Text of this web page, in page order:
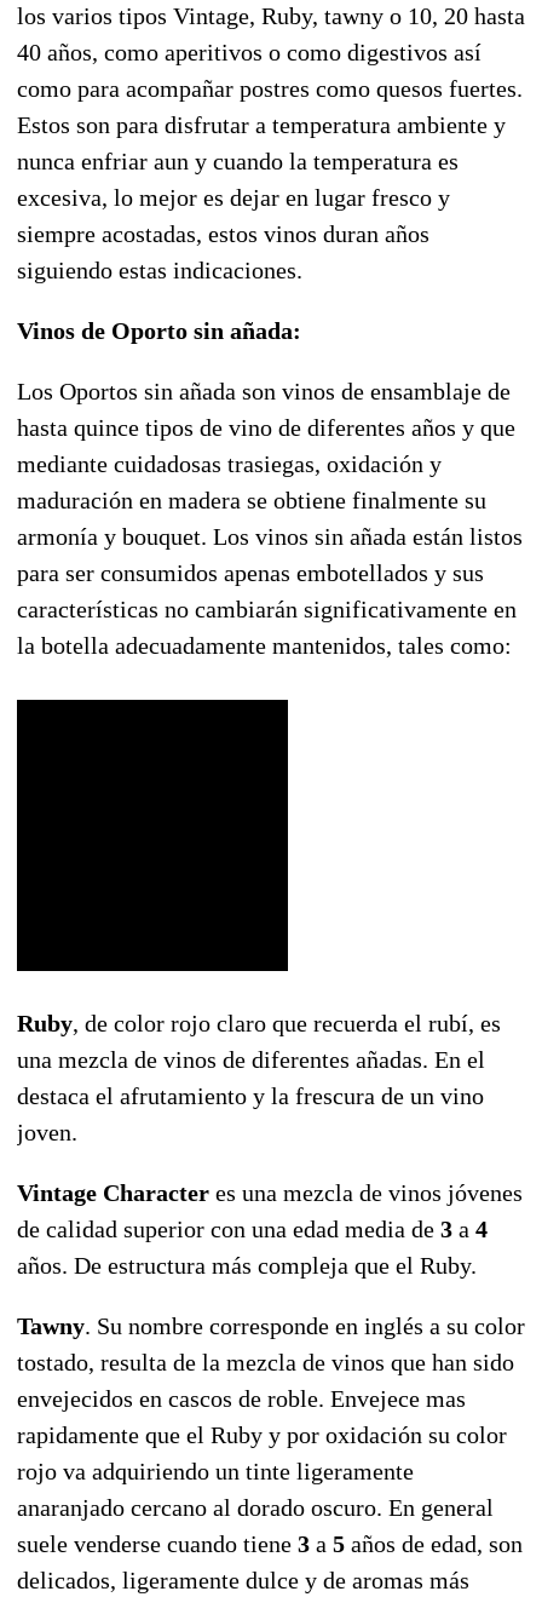
los varios tipos Vintage, Ruby, tawny o 10, 20 hasta
40 años, como aperitivos o como digestivos así
como para acompañar postres como quesos fuertes.
Estos son para disfrutar a temperatura ambiente y
nunca enfriar aun y cuando la temperatura es
excesiva, lo mejor es dejar en lugar fresco y
siempre acostadas, estos vinos duran años
siguiendo estas indicaciones.
Vinos de Oporto sin añada:
Los Oportos sin añada son vinos de ensamblaje de
hasta quince tipos de vino de diferentes años y que
mediante cuidadosas trasiegas, oxidación y
maduración en madera se obtiene finalmente su
armonía y bouquet. Los vinos sin añada están listos
para ser consumidos apenas embotellados y sus
características no cambiarán significativamente en
la botella adecuadamente mantenidos, tales como:
Ruby, de color rojo claro que recuerda el rubí, es
una mezcla de vinos de diferentes añadas. En el
destaca el afrutamiento y la frescura de un vino
joven.
Vintage Character es una mezcla de vinos jóvenes
de calidad superior con una edad media de 3 a 4
años. De estructura más compleja que el Ruby.
Tawny. Su nombre corresponde en inglés a su color
tostado, resulta de la mezcla de vinos que han sido
envejecidos en cascos de roble. Envejece mas
rapidamente que el Ruby y por oxidación su color
rojo va adquiriendo un tinte ligeramente
anaranjado cercano al dorado oscuro. En general
suele venderse cuando tiene 3 a 5 años de edad, son
delicados, ligeramente dulce y de aromas más